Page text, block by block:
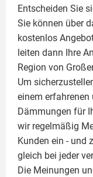
Entscheiden Sie
Sie können über
kostenlos
leiten dann Ihre
Region von
Um
einem
Dämmungen für
wir regelmäßig
Kunden ein - und
gleich bei jeder
Die Meinungen